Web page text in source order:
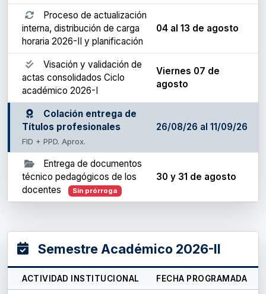
Proceso de actualización
interna, distribución de carga
horaria 2026-II y planificación
04 al 13 de agosto
Visación y validación de
actas consolidados Ciclo
académico 2026-I
Viernes 07 de
agosto
Colación entrega de
Títulos profesionales
FID + PPD. Aprox.
26/08/26 al 11/09/26
Entrega de documentos
técnico pedagógicos de los
docentes
Sin prórroga
30 y 31 de agosto
Semestre Académico 2026-II
ACTIVIDAD INSTITUCIONAL FECHA PROGRAMADA